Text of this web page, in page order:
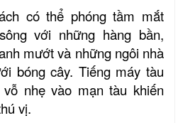
có thể phóng tầm mắt
với những hàng bần,
mướt và những ngôi nhà
bóng cây. Tiếng máy tàu
nhẹ vào mạn tàu khiến
vị.